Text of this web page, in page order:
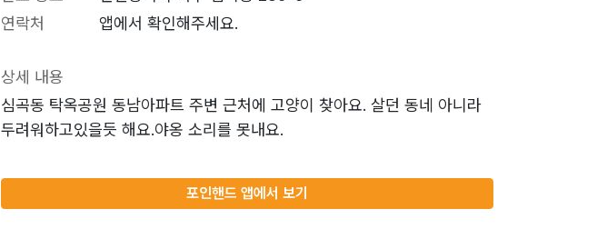
연락처
앱에서 확인해주세요.
상세 내용
심곡동 탁옥공원 동남아파트 주변 근처에 고양이 찾아요. 살던 동네 아니라
두려워하고있을듯 해요.야옹 소리를 못내요.
포인핸드 앱에서 보기